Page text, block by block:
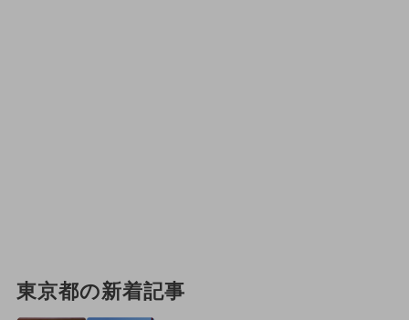
東京都の新着記事